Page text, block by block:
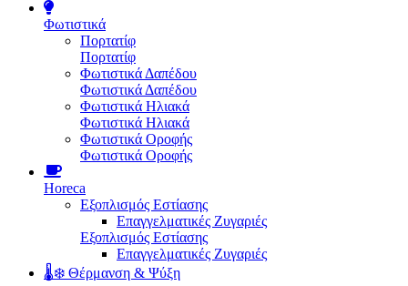
Φωτιστικά
Πορτατίφ
Πορτατίφ
Φωτιστικά Δαπέδου
Φωτιστικά Δαπέδου
Φωτιστικά Ηλιακά
Φωτιστικά Ηλιακά
Φωτιστικά Οροφής
Φωτιστικά Οροφής
Horeca
Εξοπλισμός Εστίασης
Επαγγελματικές Ζυγαριές
Εξοπλισμός Εστίασης
Επαγγελματικές Ζυγαριές
🌡️❄️ Θέρμανση & Ψύξη